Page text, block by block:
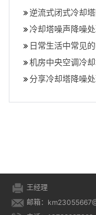
逆流式闭式冷却
施方案（闭式冷
控制）,逆流式冷
冷却塔噪声降噪
冷却塔降噪工程
哪些设备
日常生活中常见
制方法有哪些？,
哪些噪声人们
机房中央空调冷
治理（空调冷却塔
分享冷却塔降噪
王经理
邮箱：